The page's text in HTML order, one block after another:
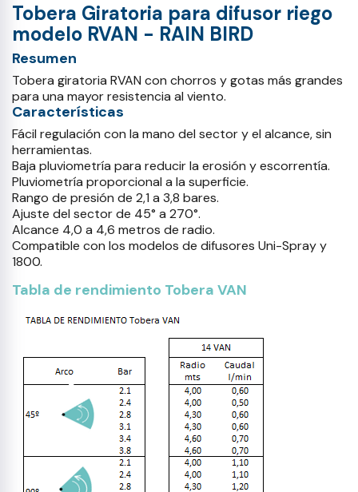
Tobera Giratoria para difusor riego
modelo RVAN - RAIN BIRD
Resumen
Tobera giratoria RVAN con chorros y gotas más grandes
para una mayor resistencia al viento.
Características
Fácil regulación con la mano del sector y el alcance, sin
herramientas.
Baja pluviometría para reducir la erosión y escorrentía.
Pluviometría proporcional a la superficie.
Rango de presión de 2,1 a 3,8 bares.
Ajuste del sector de 45° a 270°.
Alcance 4,0 a 4,6 metros de radio.
Compatible con los modelos de difusores Uni-Spray y
1800.
Tabla de rendimiento Tobera VAN